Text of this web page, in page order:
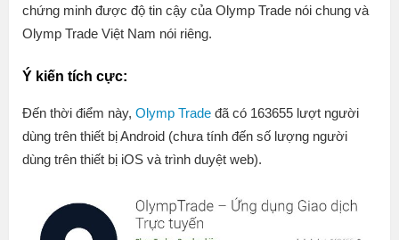
chứng minh được độ tin cậy của Olymp Trade nói chung và
Olymp Trade Việt Nam nói riêng.
Ý kiến tích cực:
Đến thời điểm này, Olymp Trade đã có 163655 lượt người
dùng trên thiết bị Android (chưa tính đến số lượng người
dùng trên thiết bị iOS và trình duyệt web).